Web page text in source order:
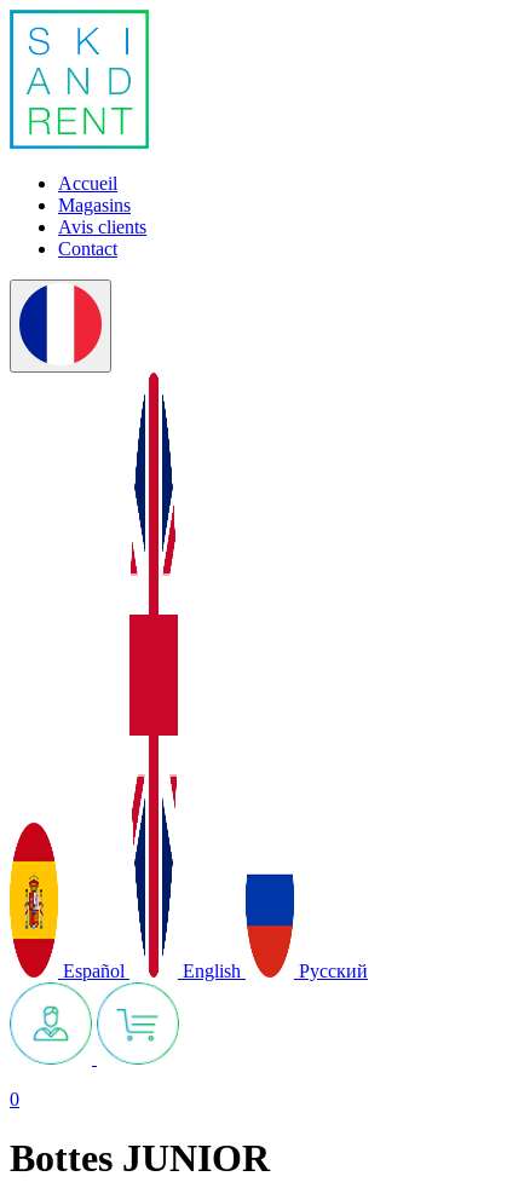
Accueil
Magasins
Avis clients
Contact
Español English Русский
0
Bottes JUNIOR